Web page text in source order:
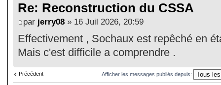
Re: Reconstruction du CSSA
par jerry08 » 16 Juil 2026, 20:59
Effectivement , Sochaux est repêché en
Mais c'est difficile a comprendre .
Précédent Afficher les messages publiés depuis: